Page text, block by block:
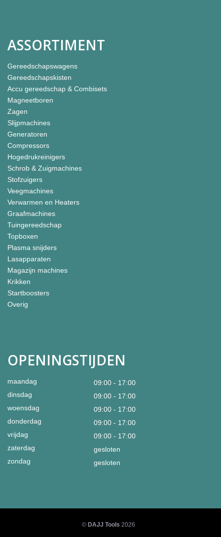
ASSORTIMENT
Gereedschapswagens
Gereedschapskisten
Accu gereedschap & Combisets
Magneetboren
Zagen
Slijpmachines
Generatoren
Compressors
Hogedrukreinigers
Schrob & Zuigmachines
Stofzuigers
Veegmachines
Verwarmen en Heaters
Graafmachines
Tuingereedschap
Topboxen
Plasma snijders
Lasapparaten
Magazijn machines
Krikken
Startboosters
Overig
OPENINGSTIJDEN
maandag
09:00 - 17:00
dinsdag
09:00 - 17:00
woensdag
09:00 - 17:00
donderdag
09:00 - 17:00
vrijdag
09:00 - 17:00
zaterdag
gesloten
zondag
gesloten
© DAJJ Tools 2026